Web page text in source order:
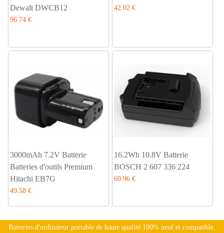
Dewalt DWCB12
96.74 €
42.02 €
3000mAh 7.2V Batterie
Batteries d'outils Premium
Hitachi EB7G
49.58 €
16.2Wh 10.8V Batterie
BOSCH 2 607 336 224
69.96 €
Batteries d'ordinateur portable de haute qualité 100% neuf et compatible,